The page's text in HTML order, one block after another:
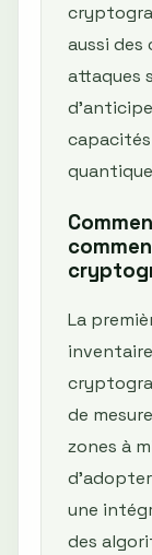
aussi
attaques
La
de
zones à
une
des